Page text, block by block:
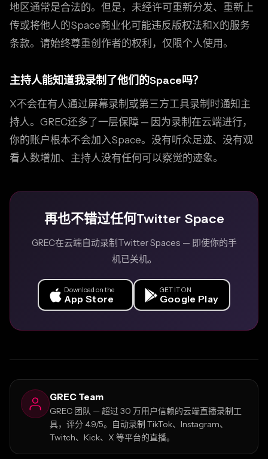
地区通常是合法的。但是，未经许可重新分发、重新上
传或将他人的Space商业化可能违反版权法和X的服务
条款。请始终尊重创作者的权利，仅限个人使用。
主持人能知道我录制了他们的Space吗？
X不会在有人通过屏幕录制或第三方工具录制时通知主
持人。GREC还多了一层保障 — 因为录制在云端进行，
你的账户根本不会加入Space。没有听众足迹、没有观
看人数增加、主持人没有任何可以察觉的迹象。
再也不错过任何Twitter Space
GREC在云端自动录制Twitter Spaces — 即使你的手
机已关机。
Download on the
App Store
GET IT ON
Google Play
GREC Team
GREC 团队 — 超过 30 万用户信赖的云端直播录制工
具，评分 4.9/5。自动录制 TikTok、Instagram、
Twitch、Kick、X 等平台的直播。